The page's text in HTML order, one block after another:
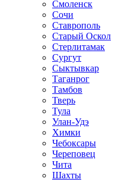
Смоленск
Сочи
Ставрополь
Старый Оскол
Стерлитамак
Сургут
Сыктывкар
Таганрог
Тамбов
Тверь
Тула
Улан-Удэ
Химки
Чебоксары
Череповец
Чита
Шахты